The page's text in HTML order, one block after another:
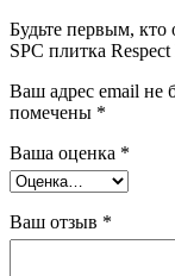
Будьте первым,
SPC плитка
Ваш адрес email не
помечены *
Ваша оценка *
Ваш отзыв *